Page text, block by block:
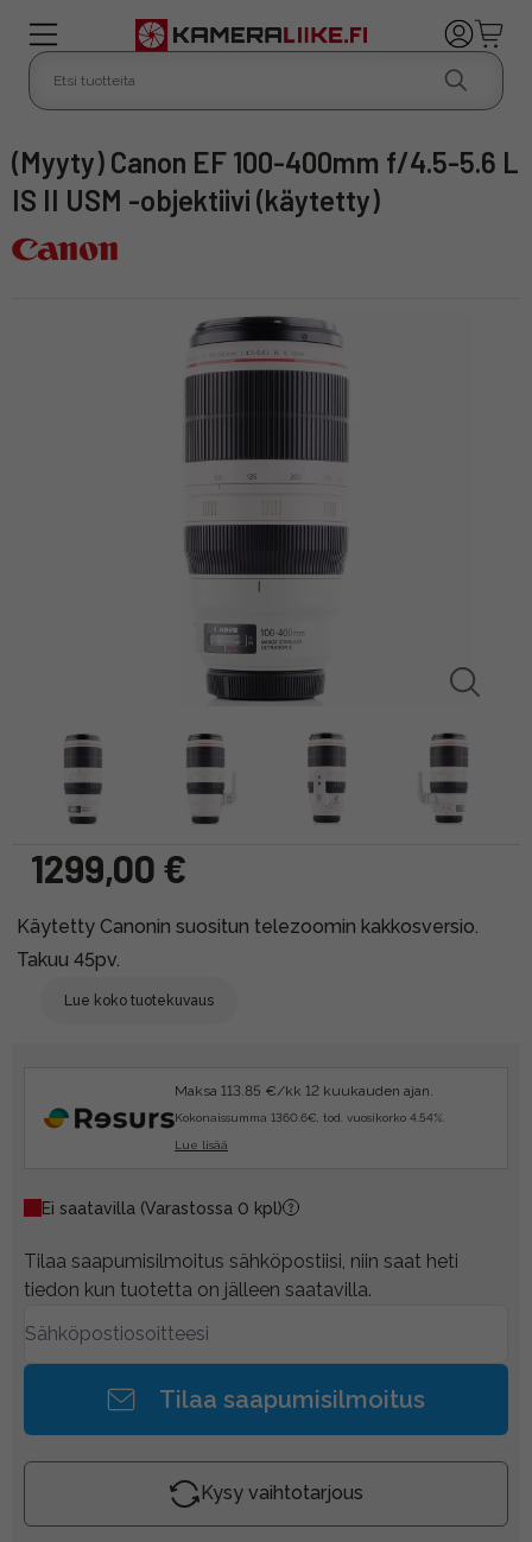
(Myyty) Canon EF 100-400mm f/4.5-5.6 L
IS II USM -objektiivi (käytetty)
1299,00 €
Käytetty Canonin suositun telezoomin kakkosversio.
Takuu 45pv.
Lue koko tuotekuvaus
Maksa 113.85 €/kk 12 kuukauden ajan.
Kokonaissumma 1360.6€, tod. vuosikorko 4.54%.
Lue lisää
Ei saatavilla (Varastossa 0 kpl)
Tilaa saapumisilmoitus sähköpostiisi, niin saat heti
tiedon kun tuotetta on jälleen saatavilla.
Tilaa saapumisilmoitus
Kysy vaihtotarjous